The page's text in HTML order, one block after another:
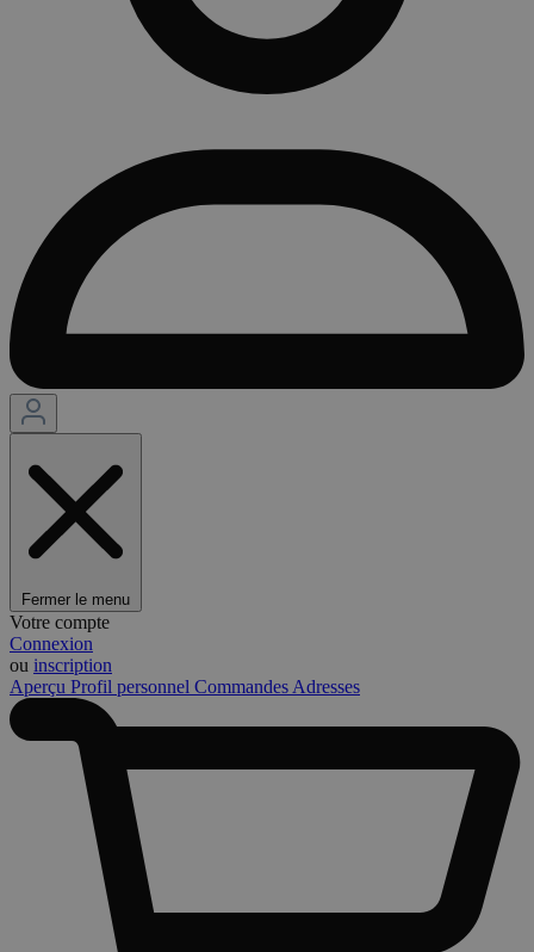
Fermer le menu
Votre compte
Connexion
ou inscription
Aperçu Profil personnel Commandes Adresses